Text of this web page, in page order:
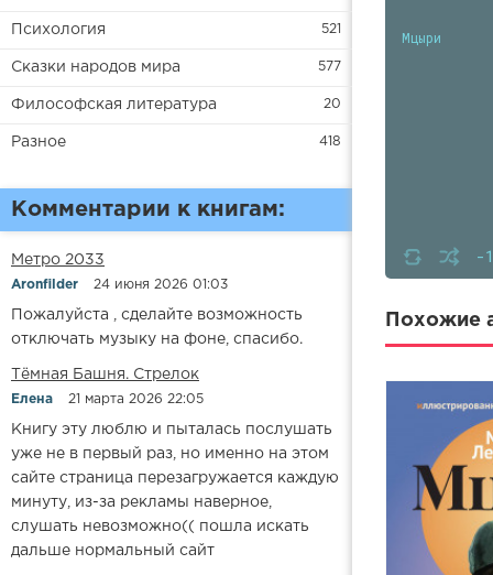
Психология 521
Сказки народов мира 577
Философская литература 20
Разное 418
Комментарии к книгам:
Метро 2033
Aronfilder 24 июня 2026 01:03
Пожалуйста , сделайте возможность
отключать музыку на фоне, спасибо.
​​Тёмная Башня. Стрелок
Елена 21 марта 2026 22:05
Книгу эту люблю и пыталась послушать
уже не в первый раз, но именно на этом
сайте страница перезагружается каждую
минуту, из-за рекламы наверное,
слушать невозможно(( пошла искать
дальше нормальный сайт
-
Мцыри
Похожие